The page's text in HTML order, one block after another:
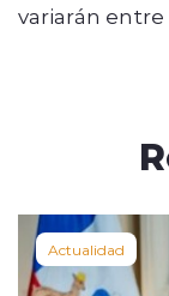
variarán entre
Actualidad